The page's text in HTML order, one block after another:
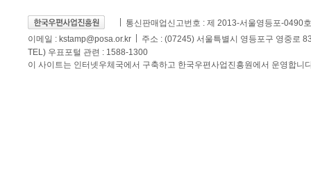
통신판매업신고번호 : 제 2013-서울영등포-0490호
이메일 : kstamp@posa.or.kr
주소 : (07245) 서울특별시 영등포구 영중로
TEL) 우표포털 관련 : 1588-1300
이 사이트는 인터넷우체국에서 구축하고 한국우편사업진흥원에서 운영합니